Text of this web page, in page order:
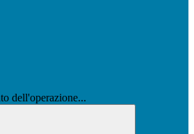
dell'operazione...